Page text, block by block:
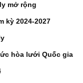
mở rộng
kỳ 2024-2027
hòa lưới Quốc gia